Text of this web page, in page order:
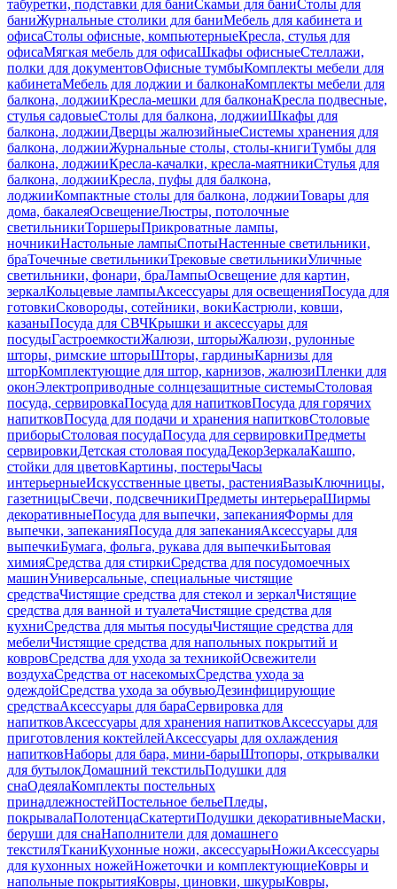
табуретки, подставки для баниСкамьи для баниСтолы для
баниЖурнальные столики для баниМебель для кабинета и
офисаСтолы офисные, компьютерныеКресла, стулья для
офисаМягкая мебель для офисаШкафы офисныеСтеллажи,
полки для документовОфисные тумбыКомплекты мебели для
кабинетаМебель для лоджии и балконаКомплекты мебели для
балкона, лоджииКресла-мешки для балконаКресла подвесные,
стулья садовыеСтолы для балкона, лоджииШкафы для
балкона, лоджииДверцы жалюзийныеСистемы хранения для
балкона, лоджииЖурнальные столы, столы-книгиТумбы для
балкона, лоджииКресла-качалки, кресла-маятникиСтулья для
балкона, лоджииКресла, пуфы для балкона,
лоджииКомпактные столы для балкона, лоджииТовары для
дома, бакалеяОсвещениеЛюстры, потолочные
светильникиТоршерыПрикроватные лампы,
ночникиНастольные лампыСпотыНастенные светильники,
браТочечные светильникиТрековые светильникиУличные
светильники, фонари, браЛампыОсвещение для картин,
зеркалКольцевые лампыАксессуары для освещенияПосуда для
готовкиСковороды, сотейники, вокиКастрюли, ковши,
казаныПосуда для СВЧКрышки и аксессуары для
посудыГастроемкостиЖалюзи, шторыЖалюзи, рулонные
шторы, римские шторыШторы, гардиныКарнизы для
шторКомплектующие для штор, карнизов, жалюзиПленки для
оконЭлектроприводные солнцезащитные системыСтоловая
посуда, сервировкаПосуда для напитковПосуда для горячих
напитковПосуда для подачи и хранения напитковСтоловые
приборыСтоловая посудаПосуда для сервировкиПредметы
сервировкиДетская столовая посудаДекорЗеркалаКашпо,
стойки для цветовКартины, постерыЧасы
интерьерныеИскусственные цветы, растенияВазыКлючницы,
газетницыСвечи, подсвечникиПредметы интерьераШирмы
декоративныеПосуда для выпечки, запеканияФормы для
выпечки, запеканияПосуда для запеканияАксессуары для
выпечкиБумага, фольга, рукава для выпечкиБытовая
химияСредства для стиркиСредства для посудомоечных
машинУниверсальные, специальные чистящие
средстваЧистящие средства для стекол и зеркалЧистящие
средства для ванной и туалетаЧистящие средства для
кухниСредства для мытья посудыЧистящие средства для
мебелиЧистящие средства для напольных покрытий и
ковровСредства для ухода за техникойОсвежители
воздухаСредства от насекомыхСредства ухода за
одеждойСредства ухода за обувьюДезинфицирующие
средстваАксессуары для бараСервировка для
напитковАксессуары для хранения напитковАксессуары для
приготовления коктейлейАксессуары для охлаждения
напитковНаборы для бара, мини-барыШтопоры, открывалки
для бутылокДомашний текстильПодушки для
снаОдеялаКомплекты постельных
принадлежностейПостельное бельеПледы,
покрывалаПолотенцаСкатертиПодушки декоративныеМаски,
беруши для снаНаполнители для домашнего
текстиляТканиКухонные ножи, аксессуарыНожиАксессуары
для кухонных ножейНожеточки и комплектующиеКовры и
напольные покрытияКовры, циновки, шкурыКовры,